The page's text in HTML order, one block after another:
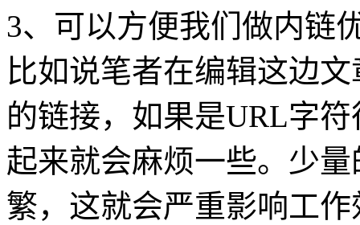
3、可以方便我们做内链
比如说笔者在编辑这边
的链接，如果是URL字
起来就会麻烦一些。少
繁，这就会严重影响工